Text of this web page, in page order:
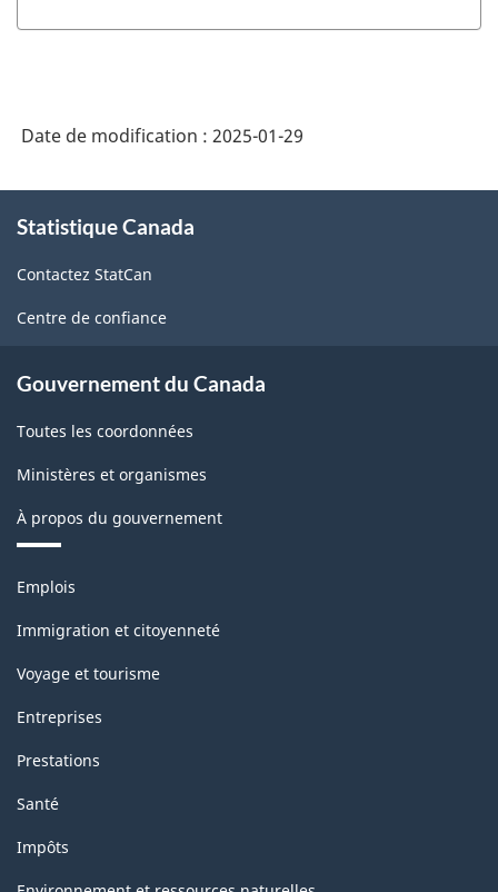
Date de modification : 2025-01-29
propos
ce
site
Statistique Canada
Contactez StatCan
Centre de confiance
Gouvernement du Canada
Toutes les coordonnées
Ministères et organismes
À propos du gouvernement
Thèmes
sujets
Emplois
Immigration et citoyenneté
Voyage et tourisme
Entreprises
Prestations
Santé
Impôts